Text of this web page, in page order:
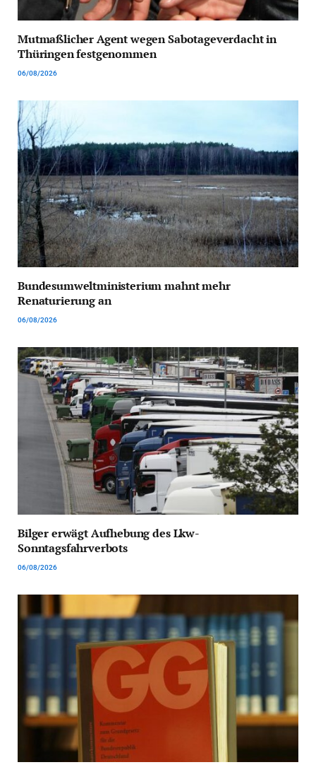
Mutmaßlicher Agent wegen Sabotageverdacht in
Thüringen festgenommen
06/08/2026
Bundesumweltministerium mahnt mehr
Renaturierung an
06/08/2026
Bilger erwägt Aufhebung des Lkw-
Sonntagsfahrverbots
06/08/2026